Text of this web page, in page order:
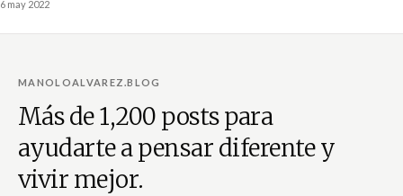
la manera de pensar. Un ejemplo puede terminar de clarificar la expresión:
6 may 2022
MANOLOALVAREZ.BLOG
Más de 1,200 posts para
ayudarte a pensar diferente y
vivir mejor.